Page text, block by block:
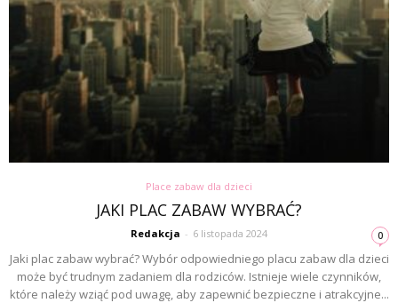
Place zabaw dla dzieci
JAKI PLAC ZABAW WYBRAĆ?
Redakcja - 6 listopada 2024 0
Jaki plac zabaw wybrać? Wybór odpowiedniego placu zabaw dla dzieci
może być trudnym zadaniem dla rodziców. Istnieje wiele czynników,
które należy wziąć pod uwagę, aby zapewnić bezpieczne i atrakcyjne...